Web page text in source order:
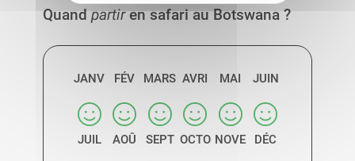
Quandpartiren safari au Botswana ?
JANV FÉV MARS AVRI MAI JUIN
JUIL AOÛ SEPT OCTO NOVE DÉC